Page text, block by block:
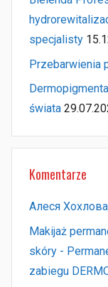
specjalisty
Przebarwienia
świata
Komentarze
Алеся Хохлова
Makijaż
skóry -
zabiegu